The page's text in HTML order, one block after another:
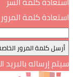
استعادة كلمة المرور
سيتم إرساله